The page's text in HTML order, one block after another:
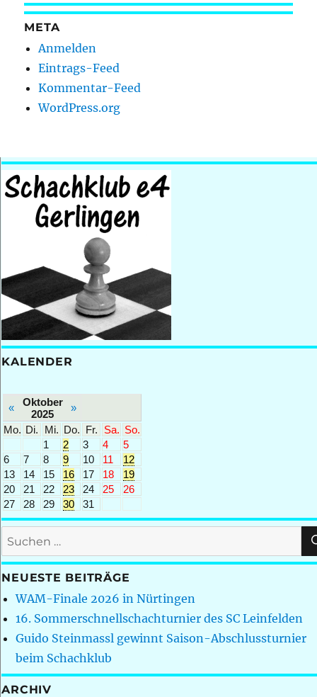
META
Anmelden
Eintrags-Feed
Kommentar-Feed
WordPress.org
KALENDER
«
Oktober
2025
»
Mo. Di. Mi. Do. Fr. Sa. So.
1
2 3 4
5
6
7 8 9 10 11
12
13
14 15 16 17 18
19
20
21 22 23 24 25
26
27
28 29 30 31
Suchen
nach:
NEUESTE BEITRÄGE
WAM-Finale 2026 in Nürtingen
16. Sommerschnellschachturnier des SC Leinfelden
Guido Steinmassl gewinnt Saison-Abschlussturnier
beim Schachklub
ARCHIV